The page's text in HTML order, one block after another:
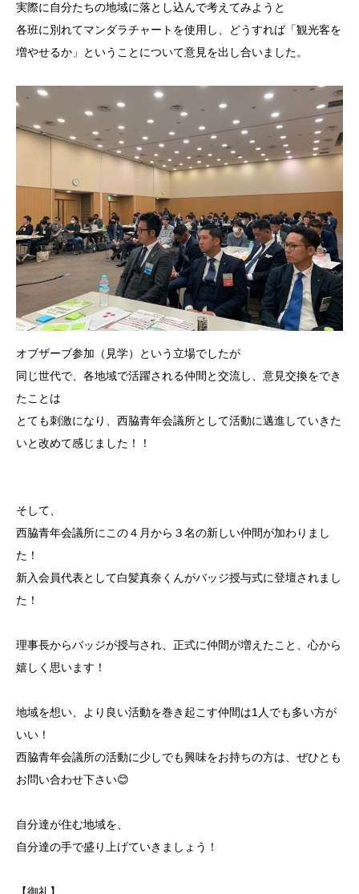
実際に自分たちの地域に落とし込んで考えてみようと
各班に別れてマンダラチャートを使用し、どうすれば「観光客を
増やせるか」ということについて意見を出し合いました。
オブザーブ参加（見学）という立場でしたが
同じ世代で、各地域で活躍される仲間と交流し、意見交換をでき
たことは
とても刺激になり、西脇青年会議所として活動に邁進していきた
いと改めて感じました！！
そして、
西脇青年会議所にこの４月から３名の新しい仲間が加わりまし
た！
新入会員代表として白髪真奈くんがバッジ授与式に登壇されまし
た！
理事長からバッジが授与され、正式に仲間が増えたこと、心から
嬉しく思います！
地域を想い、より良い活動を巻き起こす仲間は1人でも多い方が
いい！
西脇青年会議所の活動に少しでも興味をお持ちの方は、ぜひとも
お問い合わせ下さい😊
自分達が住む地域を、
自分達の手で盛り上げていきましょう！